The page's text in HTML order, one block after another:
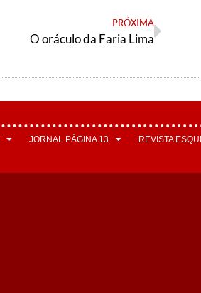
PRÓXIMA
O oráculo da Faria Lima
JORNAL PÁGINA 13 REVISTA